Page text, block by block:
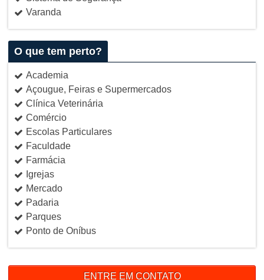
Varanda
O que tem perto?
Academia
Açougue, Feiras e Supermercados
Clínica Veterinária
Comércio
Escolas Particulares
Faculdade
Farmácia
Igrejas
Mercado
Padaria
Parques
Ponto de Oníbus
ENTRE EM CONTATO